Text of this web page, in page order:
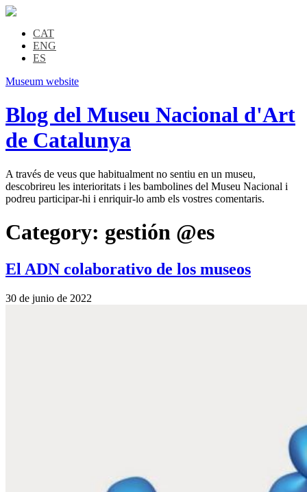
CAT
ENG
ES
Museum website
Blog del Museu Nacional d'Art
de Catalunya
A través de veus que habitualment no sentiu en un museu,
descobrireu les interioritats i les bambolines del Museu Nacional i
podreu participar-hi i enriquir-lo amb els vostres comentaris.
Category: gestión @es
El ADN colaborativo de los museos
30 de junio de 2022